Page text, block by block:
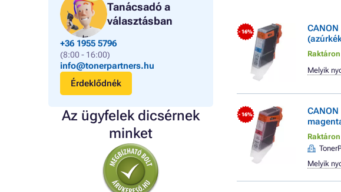
Tanácsadó a
választásban
+36 1955 5796
(8:00 - 16:00)
info@tonerpartners.hu
Érdeklődnék
Az ügyfelek dicsérnek
minket
- 16%
Melyik
- 16%
Melyik